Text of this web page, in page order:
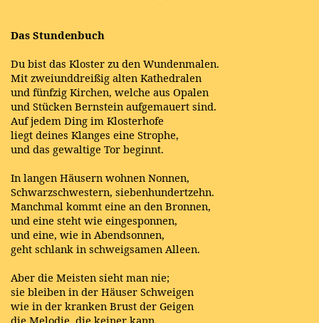
Das Stundenbuch
Du bist das Kloster zu den Wundenmalen.
Mit zweiunddreißig alten Kathedralen
und fünfzig Kirchen, welche aus Opalen
und Stücken Bernstein aufgemauert sind.
Auf jedem Ding im Klosterhofe
liegt deines Klanges eine Strophe,
und das gewaltige Tor beginnt.
In langen Häusern wohnen Nonnen,
Schwarzschwestern, siebenhundertzehn.
Manchmal kommt eine an den Bronnen,
und eine steht wie eingesponnen,
und eine, wie in Abendsonnen,
geht schlank in schweigsamen Alleen.
Aber die Meisten sieht man nie;
sie bleiben in der Häuser Schweigen
wie in der kranken Brust der Geigen
die Melodie, die keiner kann...